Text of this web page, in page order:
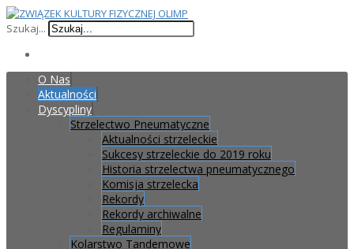
Szukaj...
O Nas
Aktualności
Dyscypliny
Strzelectwo Pneumatyczne
Aktualności strzeleckie
Sukcesy strzeleckie do 2019 roku
Historia strzelectwa pneumatycznego
Komisja strzelecka
Rekordy
Rekordy archiwalne
Regulaminy
Kolarstwo Tandemowe